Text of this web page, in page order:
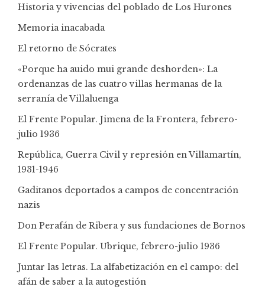
Historia y vivencias del poblado de Los Hurones
Memoria inacabada
El retorno de Sócrates
«Porque ha auido mui grande deshorden»: La
ordenanzas de las cuatro villas hermanas de la
serranía de Villaluenga
El Frente Popular. Jimena de la Frontera, febrero-
julio 1936
República, Guerra Civil y represión en Villamartín,
1931-1946
Gaditanos deportados a campos de concentración
nazis
Don Perafán de Ribera y sus fundaciones de Bornos
El Frente Popular. Ubrique, febrero-julio 1936
Juntar las letras. La alfabetización en el campo: del
afán de saber a la autogestión